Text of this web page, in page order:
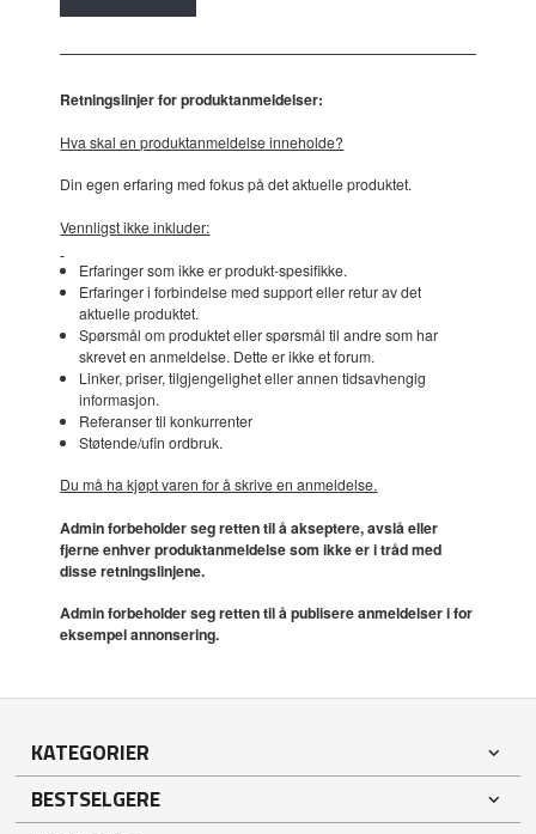
Retningslinjer for produktanmeldelser:
Hva skal en produktanmeldelse inneholde?
Din egen erfaring med fokus på det aktuelle produktet.
Vennligst ikke inkluder:
Erfaringer som ikke er produkt-spesifikke.
Erfaringer i forbindelse med support eller retur av det
aktuelle produktet.
Spørsmål om produktet eller spørsmål til andre som har
skrevet en anmeldelse. Dette er ikke et forum.
Linker, priser, tilgjengelighet eller annen tidsavhengig
informasjon.
Referanser til konkurrenter
Støtende/ufin ordbruk.
Du må ha kjøpt varen for å skrive en anmeldelse.
Admin forbeholder seg retten til å akseptere, avslå eller
fjerne enhver produktanmeldelse som ikke er i tråd med
disse retningslinjene.
Admin forbeholder seg retten til å publisere anmeldelser i for
eksempel annonsering.
KATEGORIER
BESTSELGERE